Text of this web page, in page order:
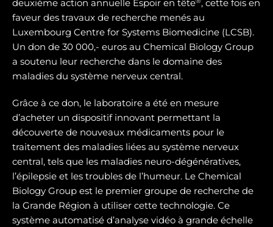
deuxième action annuelle Espoir en tête , cette fois en
faveur des travaux de recherche menés au
Luxembourg Centre for Systems Biomedicine (LCSB).
Un don de 30 000,- euros au Chemical Biology Group
a soutenu leur recherche dans le domaine des
maladies du système nerveux central.
Grâce à ce don, le laboratoire a été en mesure
d’acheter un dispositif innovant permettant la
découverte de nouveaux médicaments pour le
traitement des maladies liées au système nerveux
central, tels que les maladies neuro-dégénératives,
l’épilepsie et les troubles de l’humeur. Le Chemical
Biology Group est le premier groupe de recherche de
la Grande Région à utiliser cette technologie. Ce
système automatisé d’analyse vidéo à grande échelle